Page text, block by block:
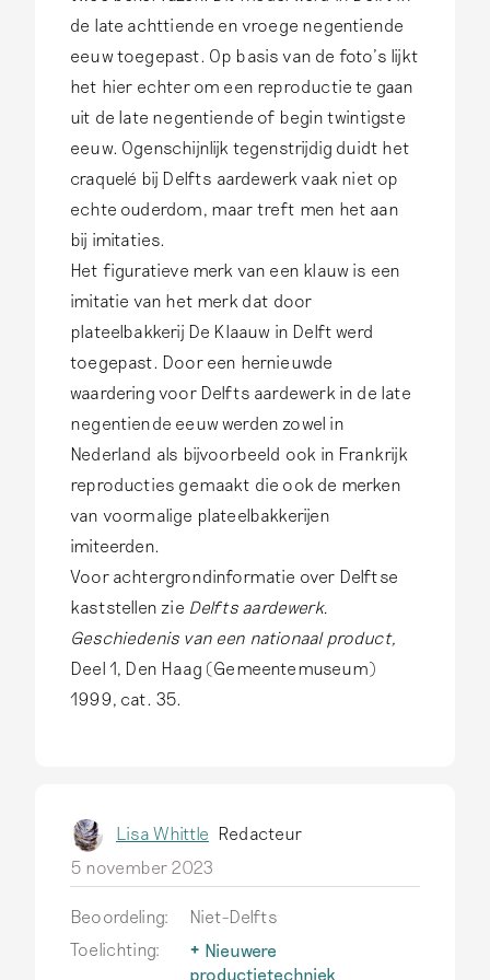
de late achttiende en vroege negentiende
eeuw toegepast. Op basis van de foto’s lijkt
het hier echter om een reproductie te gaan
uit de late negentiende of begin twintigste
eeuw. Ogenschijnlijk tegenstrijdig duidt het
craquelé bij Delfts aardewerk vaak niet op
echte ouderdom, maar treft men het aan
bij imitaties.
Het figuratieve merk van een klauw is een
imitatie van het merk dat door
plateelbakkerij De Klaauw in Delft werd
toegepast. Door een hernieuwde
waardering voor Delfts aardewerk in de late
negentiende eeuw werden zowel in
Nederland als bijvoorbeeld ook in Frankrijk
reproducties gemaakt die ook de merken
van voormalige plateelbakkerijen
imiteerden.
Voor achtergrondinformatie over Delftse
kaststellen zie Delfts aardewerk.
Geschiedenis van een nationaal product,
Deel 1, Den Haag (Gemeentemuseum)
1999, cat. 35.
Lisa Whittle Redacteur
5 november 2023
Beoordeling:
Niet-Delfts
Toelichting:
Nieuwere
productietechniek